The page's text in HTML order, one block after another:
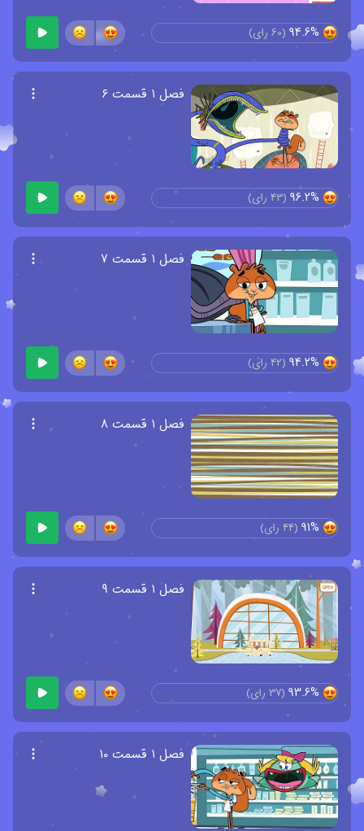
94.6%
(
60 رای)
فصل ۱ قسمت ۶
96.2%
(
43 رای)
فصل ۱ قسمت ۷
94.2%
(
42 رای)
فصل ۱ قسمت ۸
91%
(
44 رای)
فصل ۱ قسمت ۹
93.6%
(
37 رای)
فصل ۱ قسمت ۱۰